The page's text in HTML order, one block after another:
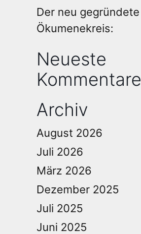
Der neu gegründete
Ökumenekreis:
Neueste
Kommentare
Archiv
August 2026
Juli 2026
März 2026
Dezember 2025
Juli 2025
Juni 2025